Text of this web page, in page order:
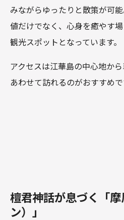
みながらゆったりと散策が可
値だけでなく、心身を癒やす
観光スポットとなっています。
アクセスは江華島の中心地か
あわせて訪れるのがおすすめで
檀君神話が息づく「
ン）」